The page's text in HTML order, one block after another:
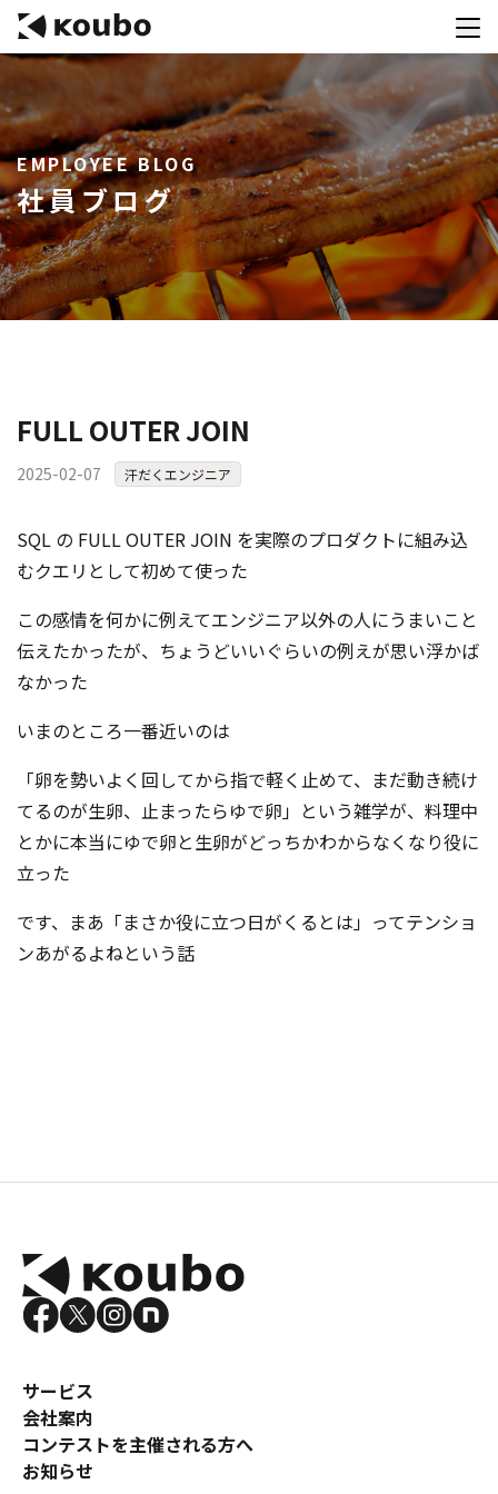
サービス
会社案内
実績紹介
採用情報
資料ダウンロード
コンテストを主催される方へ
公募運営SaaS 「Kouboプランナー」
事例紹介
事務局アウトソーシング
マーケットデータ
コンテスト情報及びプレゼン
ト情報を「Koubo」に無料で
紹介させていただきます
掲載内容のご確認はこちら
EMPLOYEE BLOG
社員ブログ
FULL OUTER JOIN
2025-02-07 汗だくエンジニア
SQL の FULL OUTER JOIN を実際のプロダクトに組み込
むクエリとして初めて使った
この感情を何かに例えてエンジニア以外の人にうまいこと
伝えたかったが、ちょうどいいぐらいの例えが思い浮かば
なかった
いまのところ一番近いのは
「卵を勢いよく回してから指で軽く止めて、まだ動き続け
てるのが生卵、止まったらゆで卵」という雑学が、料理中
とかに本当にゆで卵と生卵がどっちかわからなくなり役に
立った
です、まあ「まさか役に立つ日がくるとは」ってテンショ
ンあがるよねという話
サービス
会社案内
コンテストを主催される方へ
お知らせ